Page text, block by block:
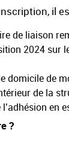
il
de liaison
2024 sur
domicile de
de la
en
?